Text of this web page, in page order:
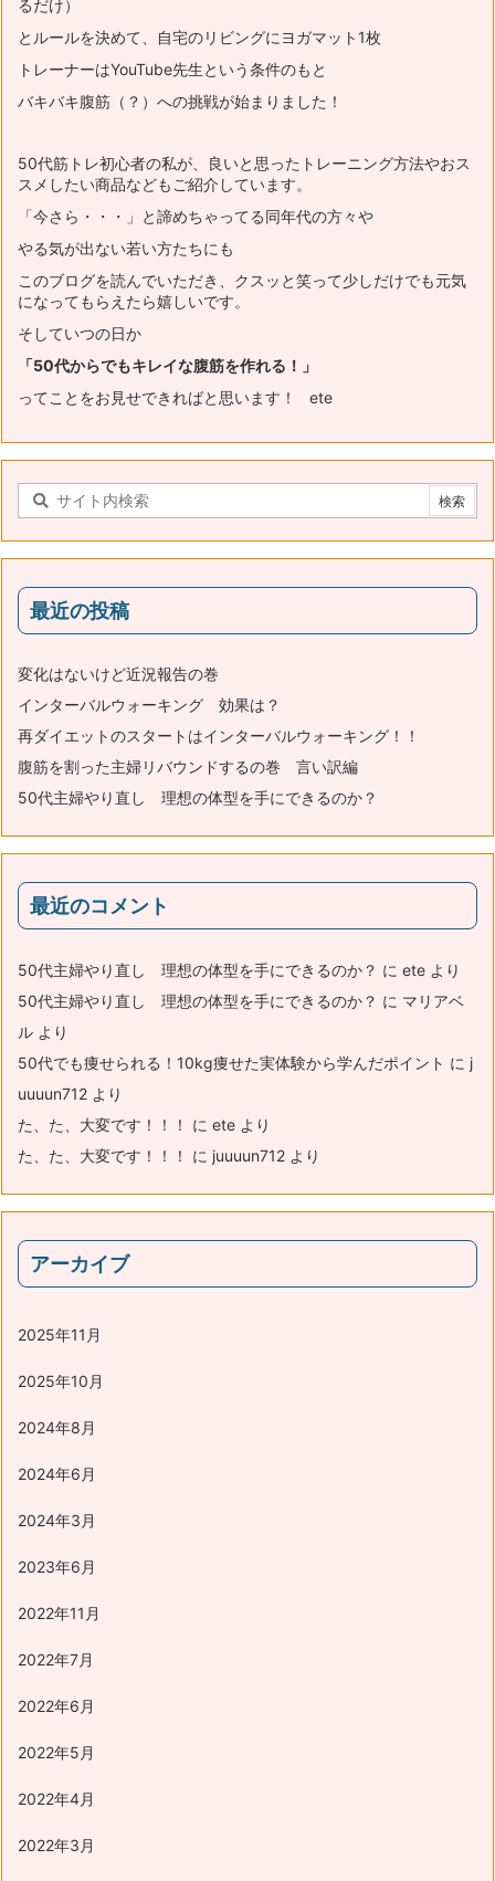
るだけ）
とルールを決めて、自宅のリビングにヨガマット1枚
トレーナーはYouTube先生という条件のもと
バキバキ腹筋（？）への挑戦が始まりました！
50代筋トレ初心者の私が、良いと思ったトレーニング方法やおス
スメ したい商品などもご紹介しています。
「今さら・・・」と諦めちゃってる同年代の方々や
やる気が出ない若い方たちにも
このブログを読んでいただき、 クスッと笑って少しだけでも元気
になってもらえたら嬉しいです。
そしていつの日か
「50代からでもキレイな腹筋を作れる！」
ってことをお見せできればと思います！ ete
最近の投稿
変化はないけど近況報告の巻
インターバルウォーキング 効果は？
再ダイエットのスタートはインターバルウォーキング！！
腹筋を割った主婦リバウンドするの巻 言い訳編
50代主婦やり直し 理想の体型を手にできるのか？
最近のコメント
50代主婦やり直し 理想の体型を手にできるのか？ に ete より
50代主婦やり直し 理想の体型を手にできるのか？ に マリアベ
ル より
50代でも痩せられる！10kg痩せた実体験から学んだポイント に j
uuuun712 より
た、た、大変です！！！
に ete より
た、た、大変です！！！
に juuuun712 より
アーカイブ
2025年11月
2025年10月
2024年8月
2024年6月
2024年3月
2023年6月
2022年11月
2022年7月
2022年6月
2022年5月
2022年4月
2022年3月